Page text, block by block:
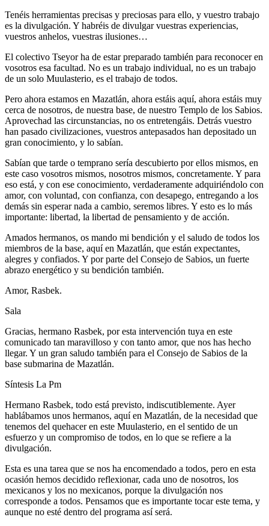
Tenéis herramientas precisas y preciosas para ello, y vuestro trabajo
es la divulgación. Y habréis de divulgar vuestras experiencias,
vuestros anhelos, vuestras ilusiones…
El colectivo Tseyor ha de estar preparado también para reconocer en
vosotros esa facultad. No es un trabajo individual, no es un trabajo
de un solo Muulasterio, es el trabajo de todos.
Pero ahora estamos en Mazatlán, ahora estáis aquí, ahora estáis muy
cerca de nosotros, de nuestra base, de nuestro Templo de los Sabios.
Aprovechad las circunstancias, no os entretengáis. Detrás vuestro
han pasado civilizaciones, vuestros antepasados han depositado un
gran conocimiento, y lo sabían.
Sabían que tarde o temprano sería descubierto por ellos mismos, en
este caso vosotros mismos, nosotros mismos, concretamente. Y para
eso está, y con ese conocimiento, verdaderamente adquiriéndolo con
amor, con voluntad, con confianza, con desapego, entregando a los
demás sin esperar nada a cambio, seremos libres. Y esto es lo más
importante: libertad, la libertad de pensamiento y de acción.
Amados hermanos, os mando mi bendición y el saludo de todos los
miembros de la base, aquí en Mazatlán, que están expectantes,
alegres y confiados. Y por parte del Consejo de Sabios, un fuerte
abrazo energético y su bendición también.
Amor, Rasbek.
Sala
Gracias, hermano Rasbek, por esta intervención tuya en este
comunicado tan maravilloso y con tanto amor, que nos has hecho
llegar. Y un gran saludo también para el Consejo de Sabios de la
base submarina de Mazatlán.
Síntesis La Pm
Hermano Rasbek, todo está previsto, indiscutiblemente. Ayer
hablábamos unos hermanos, aquí en Mazatlán, de la necesidad que
tenemos del quehacer en este Muulasterio, en el sentido de un
esfuerzo y un compromiso de todos, en lo que se refiere a la
divulgación.
Esta es una tarea que se nos ha encomendado a todos, pero en esta
ocasión hemos decidido reflexionar, cada uno de nosotros, los
mexicanos y los no mexicanos, porque la divulgación nos
corresponde a todos. Pensamos que es importante tocar este tema, y
aunque no esté dentro del programa así será.